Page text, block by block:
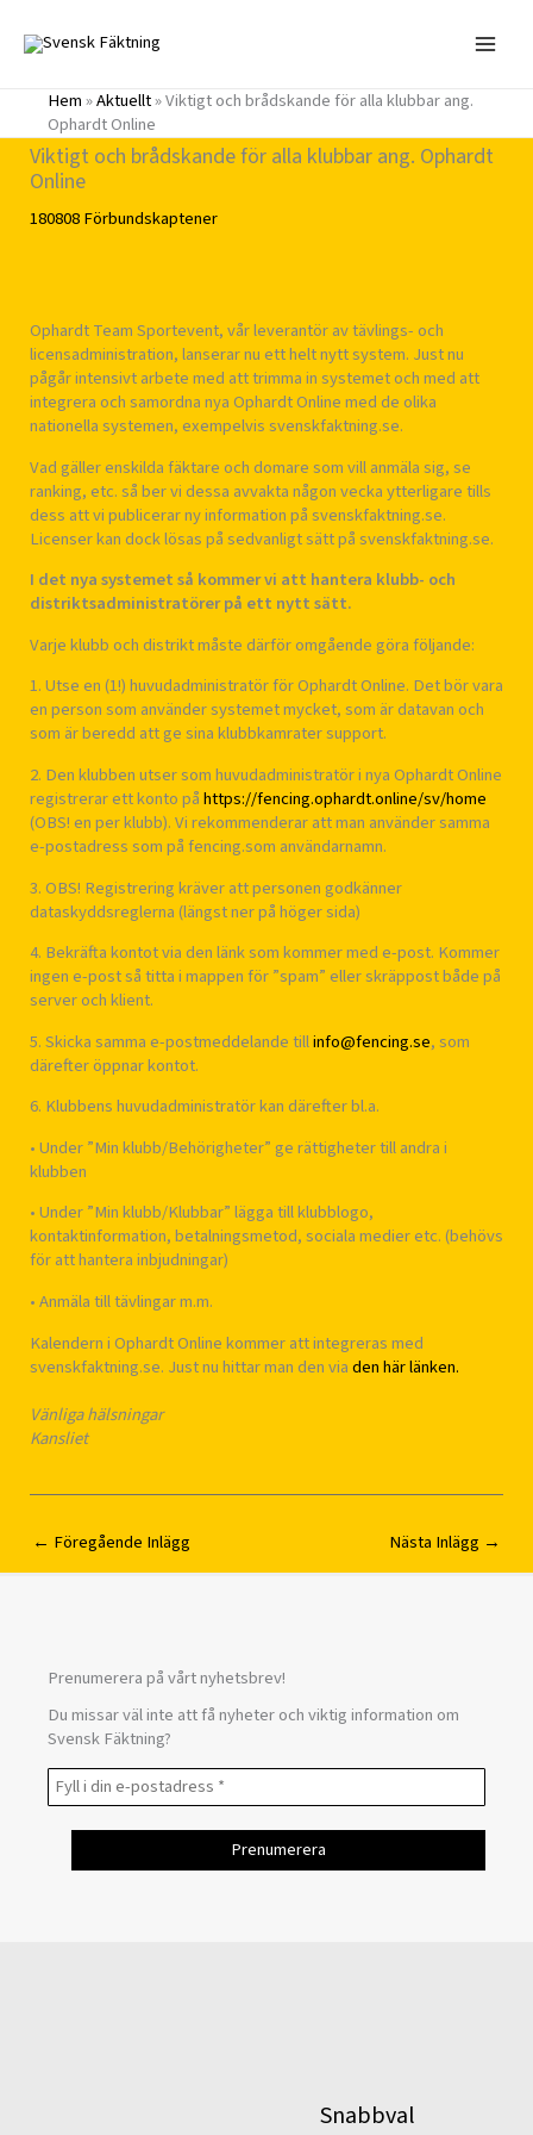
innehåll
Hem»Aktuellt»Viktigt och brådskande för alla klubbar ang.
Ophardt Online
Viktigt och brådskande för alla klubbar ang. Ophardt
Online
180808Förbundskaptener
Ophardt Team Sportevent, vår leverantör av tävlings- och
licensadministration, lanserar nu ett helt nytt system. Just nu
pågår intensivt arbete med att trimma in systemet och med att
integrera och samordna nya Ophardt Online med de olika
nationella systemen, exempelvis svenskfaktning.se.
Vad gäller enskilda fäktare och domare som vill anmäla sig, se
ranking, etc. så ber vi dessa avvakta någon vecka ytterligare tills
dess att vi publicerar ny information på svenskfaktning.se.
Licenser kan dock lösas på sedvanligt sätt på svenskfaktning.se.
I det nya systemet så kommer vi att hantera klubb- och
distriktsadministratörer på ett nytt sätt.
Varje klubb och distrikt måste därför omgående göra följande:
1. Utse en (1!) huvudadministratör för Ophardt Online. Det bör vara
en person som använder systemet mycket, som är datavan och
som är beredd att ge sina klubbkamrater support.
2. Den klubben utser som huvudadministratör i nya Ophardt Online
registrerar ett konto påhttps://fencing.ophardt.online/sv/home
(OBS! en per klubb). Vi rekommenderar att man använder samma
e-postadress som på fencing.som användarnamn.
3. OBS! Registrering kräver att personen godkänner
dataskyddsreglerna (längst ner på höger sida)
4. Bekräfta kontot via den länk som kommer med e-post. Kommer
ingen e-post så titta i mappen för ”spam” eller skräppost både på
server och klient.
5. Skicka samma e-postmeddelande tillinfo@fencing.se, som
därefter öppnar kontot.
6. Klubbens huvudadministratör kan därefter bl.a.
• Under ”Min klubb/Behörigheter” ge rättigheter till andra i
klubben
• Under ”Min klubb/Klubbar” lägga till klubblogo,
kontaktinformation, betalningsmetod, sociala medier etc. (behövs
för att hantera inbjudningar)
• Anmäla till tävlingar m.m.
Kalendern i Ophardt Online kommer att integreras med
svenskfaktning.se. Just nu hittar man den viaden här länken.
Vänliga hälsningar
Kansliet
← Föregående Inlägg Nästa Inlägg →
Prenumerera på vårt nyhetsbrev!
Du missar väl inte att få nyheter och viktig information om
Svensk Fäktning?
Snabbval